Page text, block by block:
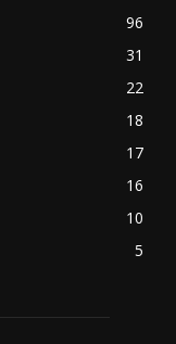
96
31
22
18
17
16
10
5